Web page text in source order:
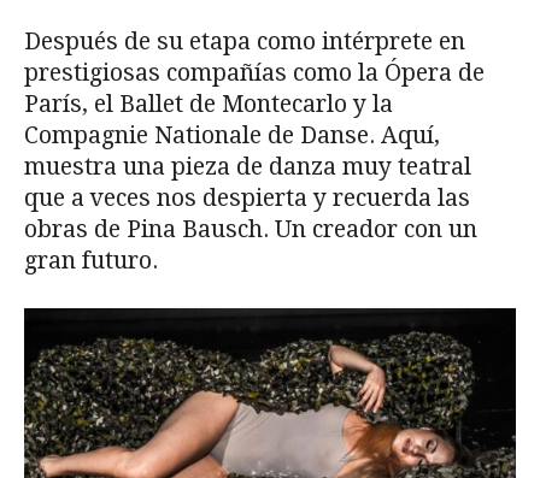
Después de su etapa como intérprete en
prestigiosas compañías como la Ópera de
París, el Ballet de Montecarlo y la
Compagnie Nationale de Danse. Aquí,
muestra una pieza de danza muy teatral
que a veces nos despierta y recuerda las
obras de Pina Bausch. Un creador con un
gran futuro.